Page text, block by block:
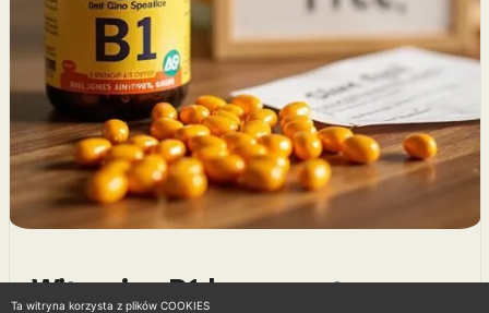
Witamina B1 bez recepty —
Ta witryna korzysta z plików COOKIES